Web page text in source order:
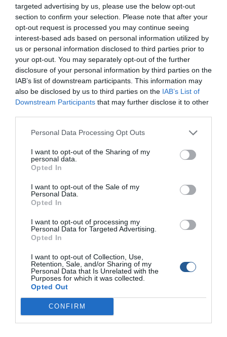
targeted advertising by us, please use the below opt-out
section to confirm your selection. Please note that after your
opt-out request is processed you may continue seeing
interest-based ads based on personal information utilized by
us or personal information disclosed to third parties prior to
your opt-out. You may separately opt-out of the further
disclosure of your personal information by third parties on the
IAB’s list of downstream participants. This information may
also be disclosed by us to third parties on the IAB’s List of
Downstream Participants that may further disclose it to other
Personal Data Processing Opt Outs
I want to opt-out of the Sharing of my
personal data.
Opted In
I want to opt-out of the Sale of my
Personal Data.
Opted In
I want to opt-out of processing my
Personal Data for Targeted Advertising.
Opted In
I want to opt-out of Collection, Use,
Retention, Sale, and/or Sharing of my
Personal Data that Is Unrelated with the
Purposes for which it was collected.
Opted Out
CONFIRM
Το σπήλαιο αποτελείται απότρία διασυνδεδεμένα
τμήματα , με στενά περάσματα και τούνελ, φτάνοντας σε
βάθος περίπου 60 μέτρωνκαι συνολικόμήκος 260
μέτρων.
Η αποστολή πραγματοποιούνταν στο πλαίσιο έρευνας για
τιςεπιπτώσεις της κλιματικής αλλαγήςστην τροπική
θαλάσσια βιοποικιλότητα.
Λίγες ώρες πριν από τη μοιραία κατάδυση, η
Μοντεφαλκόνεείχε στείλει μήνυμα σε συνάδελφό της,
του υποθαλάσσιου κόσμου.
σύζυγός της,Κάρλο Σομακάλ, επιμένοντας ότι η έμπειρη
δύτρια δεν θα έθετε ποτέ σε κίνδυνο την κόρη της ή
Ωστόσο, έμπειροι δύτες της περιοχής αφήνουν ανοιχτό
ασφαλείας.
Σύμφωνα με πληροφορίες, οι αρχές είχαν εκδώσει
προειδοποίηση για δυσμενείς καιρικές συνθήκες, με
ισχυρούς ανέμους και έντονο κυματισμό, ενώ η ομάδα
φέρεται να καταδύθηκεσε βάθος σημαντικά